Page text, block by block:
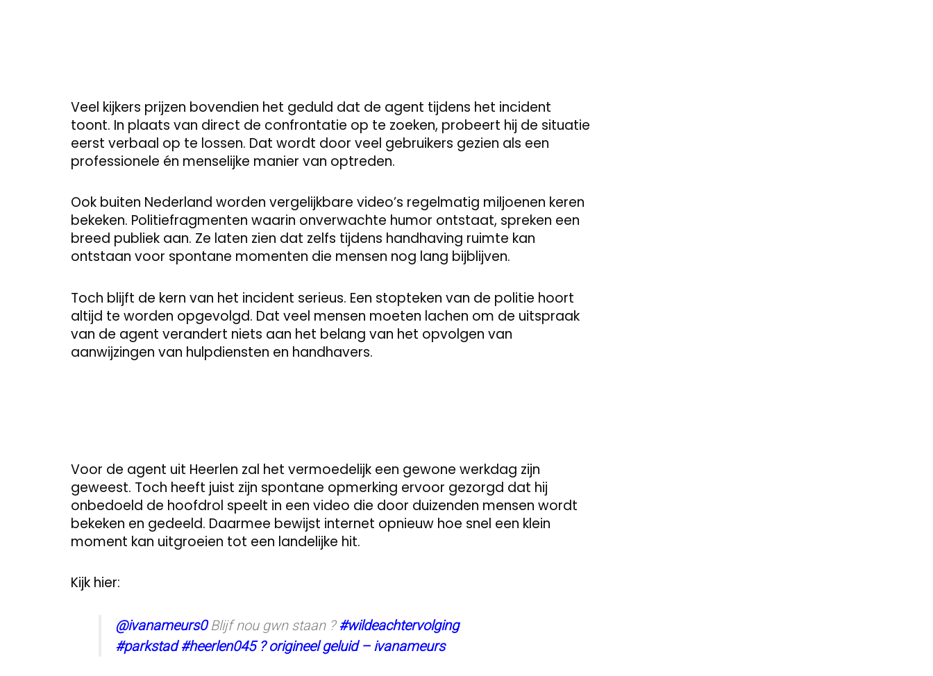
Veel kijkers prijzen bovendien het geduld dat de agent tijdens het incident
toont. In plaats van direct de confrontatie op te zoeken, probeert hij de situatie
eerst verbaal op te lossen. Dat wordt door veel gebruikers gezien als een
professionele én menselijke manier van optreden.
Ook buiten Nederland worden vergelijkbare video’s regelmatig miljoenen keren
bekeken. Politiefragmenten waarin onverwachte humor ontstaat, spreken een
breed publiek aan. Ze laten zien dat zelfs tijdens handhaving ruimte kan
ontstaan voor spontane momenten die mensen nog lang bijblijven.
Toch blijft de kern van het incident serieus. Een stopteken van de politie hoort
altijd te worden opgevolgd. Dat veel mensen moeten lachen om de uitspraak
van de agent verandert niets aan het belang van het opvolgen van
aanwijzingen van hulpdiensten en handhavers.
Voor de agent uit Heerlen zal het vermoedelijk een gewone werkdag zijn
geweest. Toch heeft juist zijn spontane opmerking ervoor gezorgd dat hij
onbedoeld de hoofdrol speelt in een video die door duizenden mensen wordt
bekeken en gedeeld. Daarmee bewijst internet opnieuw hoe snel een klein
moment kan uitgroeien tot een landelijke hit.
Kijk hier:
@ivanameurs0Blijf nou gwn staan ?#wildeachtervolging
#parkstad #heerlen045 ? origineel geluid – ivanameurs